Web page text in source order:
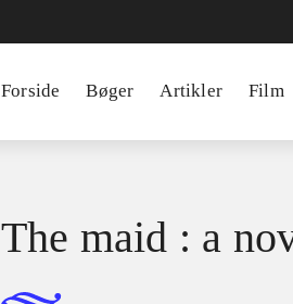
Forside Bøger Artikler Film
The maid : a